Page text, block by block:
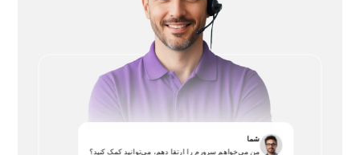
شما
من می‌خواهم سرورم را ارتقا دهم، می‌توانید کمک کنید؟